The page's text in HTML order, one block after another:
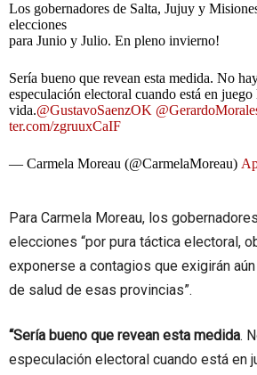
Los gobernadores de Salta, Jujuy y
elecciones
para Junio y Julio. En pleno invierno!
Sería bueno que revean esta medida. No
especulación electoral cuando está en juego
vida.@GustavoSaenzOK
ter.com/zgruuxCaIF
— Carmela Moreau (@CarmelaMoreau)
Para Carmela Moreau, los
elecciones “por pura táctica electoral,
exponerse a contagios que exigirán
de salud de esas provincias”.
“Sería bueno que revean esta medida.
especulación electoral cuando está en